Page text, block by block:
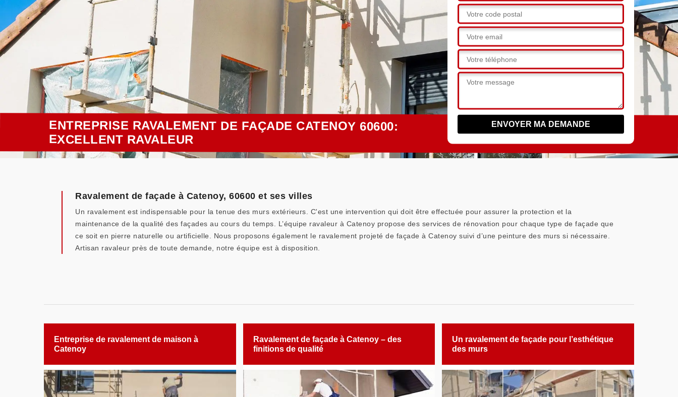
ENTREPRISE RAVALEMENT DE FAÇADE CATENOY 60600:
EXCELLENT RAVALEUR
Ravalement de façade à Catenoy, 60600 et ses villes
Un ravalement est indispensable pour la tenue des murs extérieurs. C'est une intervention qui doit être effectuée pour assurer la protection et la
maintenance de la qualité des façades au cours du temps. L’équipe ravaleur à Catenoy propose des services de rénovation pour chaque type de façade que
ce soit en pierre naturelle ou artificielle. Nous proposons également le ravalement projeté de façade à Catenoy suivi d’une peinture des murs si nécessaire.
Artisan ravaleur près de toute demande, notre équipe est à disposition.
Entreprise de ravalement de maison à
Catenoy
Ravalement de façade à Catenoy – des
finitions de qualité
Un ravalement de façade pour l’esthétique
des murs